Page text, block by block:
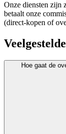
Onze diensten zijn
betaalt onze
(direct-kopen of
Hoe gaat de